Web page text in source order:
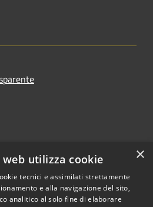
×
utilizza cookie
tecnici e assimilati strettamente
e alla navigazione del sito,
analitico al solo fine di elaborare